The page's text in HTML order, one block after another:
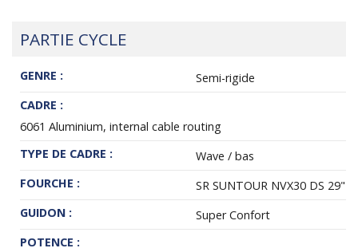
PARTIE CYCLE
GENRE :
Semi-rigide
CADRE :
6061 Aluminium, internal cable routing
TYPE DE CADRE :
Wave / bas
FOURCHE :
SR SUNTOUR NVX30 DS 29"
GUIDON :
Super Confort
POTENCE :